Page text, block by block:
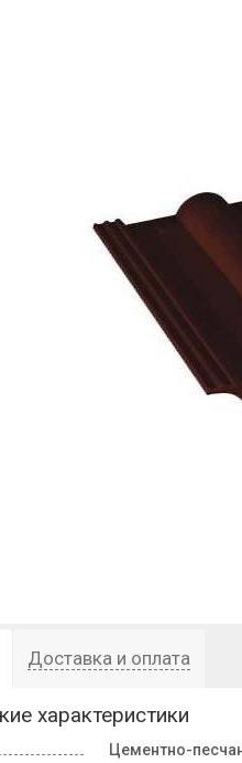
Доставка и оплата
характеристики
Цементно-